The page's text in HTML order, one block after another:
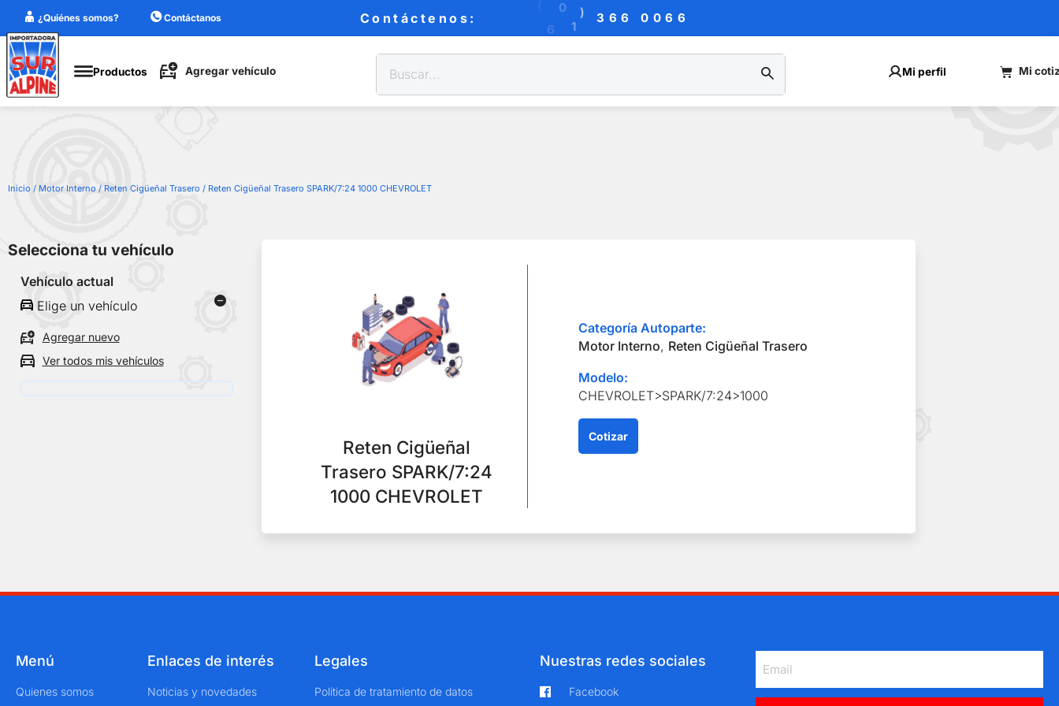
¿Quiénes somos? Contáctanos Contáctenos:
6
0
1
)
6
6 0 06 6
Productos Agregar vehículo Mi perfil
MarcaModelo
Guardar
un
Inicio / Motor Interno / Reten Cigüeñal Trasero / Reten Cigüeñal Trasero SPARK/7:24 1000 CHEVROLET
Selecciona tu vehículo
Vehículo actual
Elige un vehículo
Agregar nuevo
Ver todos mis vehículos
Reten Cigüeñal
Trasero SPARK/7:24
1000 CHEVROLET
Categoría Autoparte:
Motor Interno, Reten Cigüeñal Trasero
Modelo:
CHEVROLET>SPARK/7:24>1000
Cotizar
Menú
Quienes somos
Enlaces de interés
Noticias y novedades
Legales
Política de tratamiento de datos
Nuestras redes sociales
Facebook